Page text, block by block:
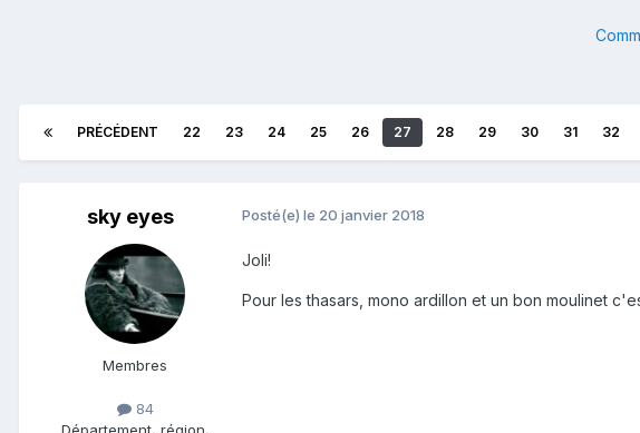
PRÉCÉDENT 22 23 24 25 26 27 28 29 30 31 32
sky eyes
Membres
84
Posté(e) le 20 janvier 2018
Joli!
Pour les thasars, mono ardillon et un bon moulinet